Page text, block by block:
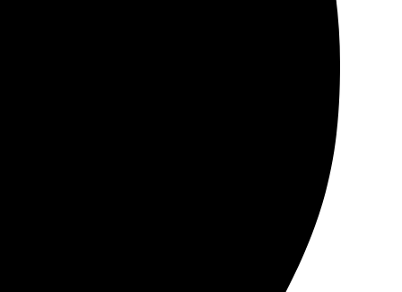
пришла вовремя. Рекомендую всем друзьям!
Рекомендую для печати!